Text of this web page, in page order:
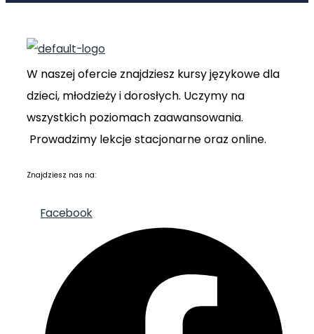
W naszej ofercie znajdziesz kursy językowe dla
dzieci, młodzieży i dorosłych. Uczymy na
wszystkich poziomach zaawansowania.
Prowadzimy lekcje stacjonarne oraz online.
Znajdziesz nas na:
Facebook